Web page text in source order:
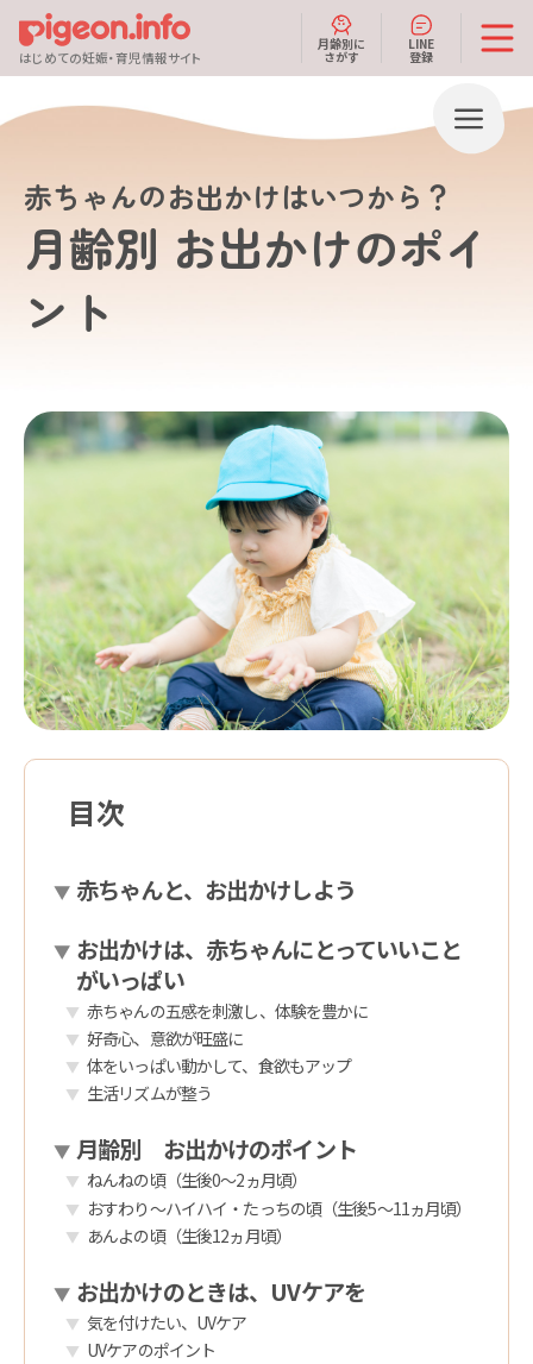
はじめての妊娠・育児情報サイト
月齢別に
さがす
LINE
登録
赤ちゃんのお出かけはいつから？
月齢別 お出かけのポイ
ント
目次
赤ちゃんと、お出かけしよう
お出かけは、赤ちゃんにとっていいこと
がいっぱい
赤ちゃんの五感を刺激し、体験を豊かに
好奇心、意欲が旺盛に
体をいっぱい動かして、食欲もアップ
生活リズムが整う
月齢別 お出かけのポイント
ねんねの頃（生後0〜2ヵ月頃）
おすわり～ハイハイ・たっちの頃（生後5～11ヵ月頃）
あんよの頃（生後12ヵ月頃）
お出かけのときは、UVケアを
気を付けたい、UVケア
UVケアのポイント